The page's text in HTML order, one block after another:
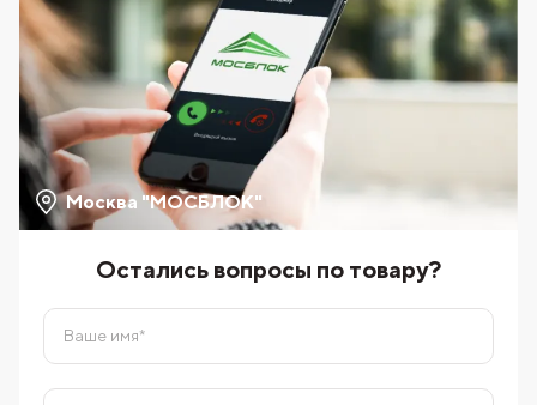
Москва "МОСБЛОК"
Остались вопросы по товару?